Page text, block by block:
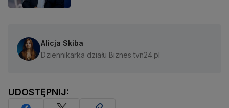
Alicja Skiba
Dziennikarka działu Biznes tvn24.pl
UDOSTĘPNIJ: